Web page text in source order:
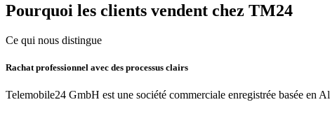
Pourquoi les clients vendent chez TM24
Ce qui nous distingue
Rachat professionnel avec des processus clairs
Telemobile24 GmbH est une société commerciale enregistrée basée en